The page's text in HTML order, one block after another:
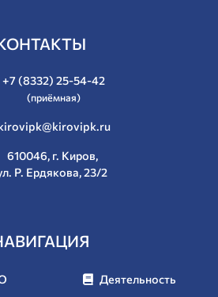
+7 (8332) 25-54-42
(приёмная)
610046, г. Киров,
Р. Ердякова, 23/2
Деятельность